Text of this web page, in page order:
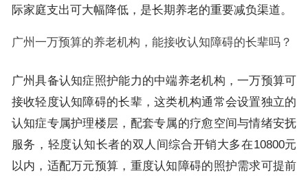
际家庭支出可大幅降低，是长期养老的重要减负渠道。
广州一万预算的养老机构，能接收认知障碍的长辈吗？
广州具备认知症照护能力的中端养老机构，一万预算可
接收轻度认知障碍的长辈，这类机构通常会设置独立的
认知症专属护理楼层，配套专属的疗愈空间与情绪安抚
服务，轻度认知长者的双人间综合开销大多在10800元
以内，适配万元预算，重度认知障碍的照护需求可提前